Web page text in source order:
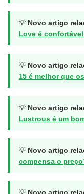
💡 Novo artigo
Love é
💡 Novo artigo
15 é melhor que
💡 Novo artigo
Lustrous é um
💡 Novo artigo
compensa o